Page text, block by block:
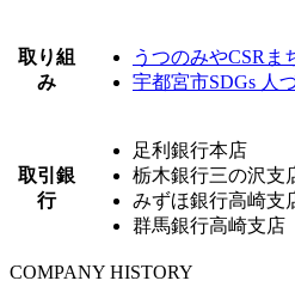
取り組
み
うつのみやCSRま
宇都宮市SDGs 人
取引銀
行
足利銀行本店
栃木銀行三の沢支
みずほ銀行高崎支
群馬銀行高崎支店
COMPANY HISTORY